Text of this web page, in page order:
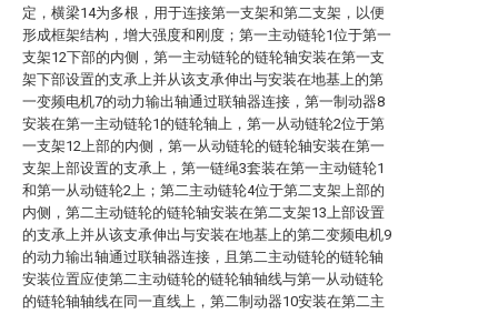
定，横梁14为多根，用于连接第一支架和第二支架，以便
形成框架结构，增大强度和刚度；第一主动链轮1位于第一
支架12下部的内侧，第一主动链轮的链轮轴安装在第一支
架下部设置的支承上并从该支承伸出与安装在地基上的第
一变频电机7的动力输出轴通过联轴器连接，第一制动器8
安装在第一主动链轮1的链轮轴上，第一从动链轮2位于第
一支架12上部的内侧，第一从动链轮的链轮轴安装在第一
支架上部设置的支承上，第一链绳3套装在第一主动链轮1
和第一从动链轮2上；第二主动链轮4位于第二支架上部的
内侧，第二主动链轮的链轮轴安装在第二支架13上部设置
的支承上并从该支承伸出与安装在地基上的第二变频电机9
的动力输出轴通过联轴器连接，且第二主动链轮的链轮轴
安装位置应使第二主动链轮的链轮轴轴线与第一从动链轮
的链轮轴轴线在同一直线上，第二制动器10安装在第二主